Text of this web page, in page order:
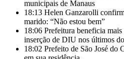
municipais de Manaus
18:13 Helen Ganzarolli
marido: “Não estou bem”
18:06 Prefeitura beneficia
inserção de DIU nos últimos
18:02 Prefeito de São José do